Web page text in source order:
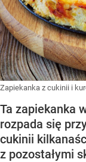
Zapiekanka z cukinii i
Ta zapiekanka
rozpada się
cukinii
z pozostałymi